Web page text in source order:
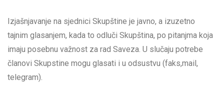
Izjašnjavanje na sjednici Skupštine je javno, a izuzetno
tajnim glasanjem, kada to odluči Skupština, po pitanjma koja
imaju posebnu važnost za rad Saveza. U slučaju potrebe
članovi Skupstine mogu glasati i u odsustvu (faks,mail,
telegram).